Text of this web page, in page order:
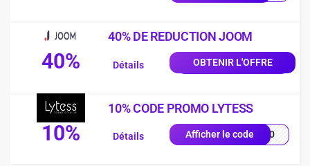
40%
40% DE REDUCTION JOOM
OBTENIR L'OFFRE
Détails
10%
10% CODE PROMO LYTESS
Afficher le codeSS10
Détails